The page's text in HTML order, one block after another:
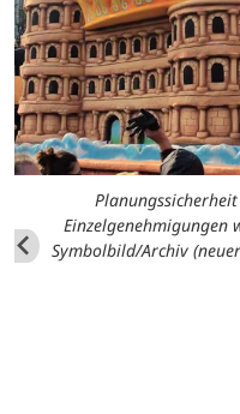
Einzelgenehmigungen
Symbolbild/Archiv